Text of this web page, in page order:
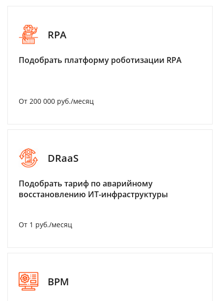
RPA
Подобрать платформу роботизации RPA
От 200 000 руб./месяц
DRaaS
Подобрать тариф по аварийному
восстановлению ИТ-инфраструктуры
От 1 руб./месяц
BPM